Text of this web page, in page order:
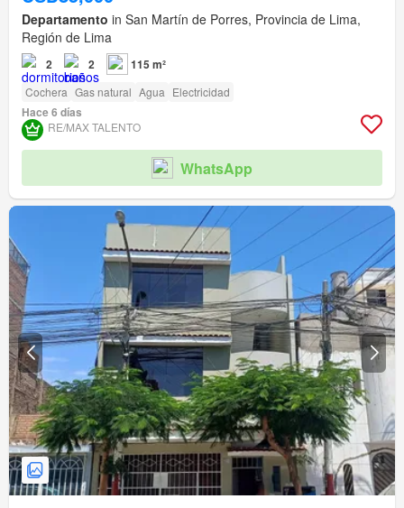
Departamento in San Martín de Porres, Provincia de Lima,
Región de Lima
2 2 115 m²
Cochera Gas natural Agua Electricidad
Hace 6 días
RE/MAX TALENTO
WhatsApp